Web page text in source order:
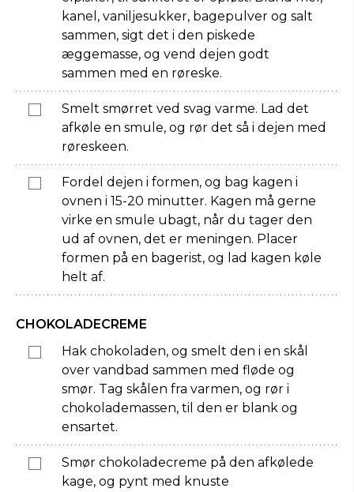
kanel, vaniljesukker, bagepulver og salt
sammen, sigt det i den piskede
æggemasse, og vend dejen godt
sammen med en røreske.
Smelt smørret ved svag varme. Lad det
afkøle en smule, og rør det så i dejen med
røreskeen.
Fordel dejen i formen, og bag kagen i
ovnen i 15-20 minutter. Kagen må gerne
virke en smule ubagt, når du tager den
ud af ovnen, det er meningen. Placer
formen på en bagerist, og lad kagen køle
helt af.
CHOKOLADECREME
Hak chokoladen, og smelt den i en skål
over vandbad sammen med fløde og
smør. Tag skålen fra varmen, og rør i
chokolademassen, til den er blank og
ensartet.
Smør chokoladecreme på den afkølede
kage, og pynt med knuste